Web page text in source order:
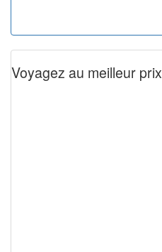
Voyagez au meilleur prix